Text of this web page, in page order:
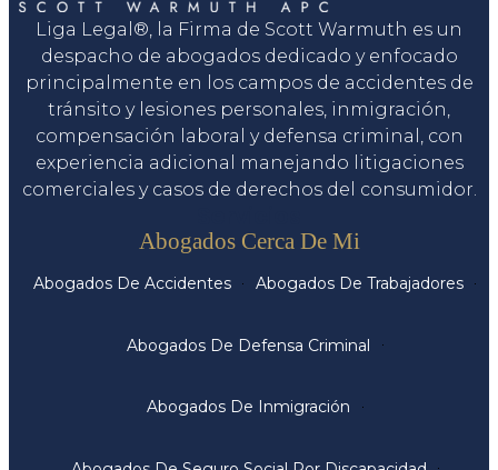
Liga Legal®, la Firma de Scott Warmuth es un
despacho de abogados dedicado y enfocado
principalmente en los campos de accidentes de
tránsito y lesiones personales, inmigración,
compensación laboral y defensa criminal, con
experiencia adicional manejando litigaciones
comerciales y casos de derechos del consumidor.
Abogados Cerca De Mi
Abogados De Accidentes Abogados De Trabajadores
Abogados De Defensa Criminal
Abogados De Inmigración